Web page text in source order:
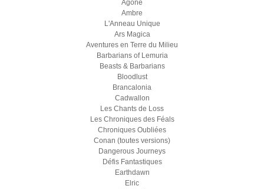
Agone
Ambre
L'Anneau Unique
Ars Magica
Aventures en Terre du Milieu
Barbarians of Lemuria
Beasts & Barbarians
Bloodlust
Brancalonia
Cadwallon
Les Chants de Loss
Les Chroniques des Féals
Chroniques Oubliées
Conan (toutes versions)
Dangerous Journeys
Défis Fantastiques
Earthdawn
Elric